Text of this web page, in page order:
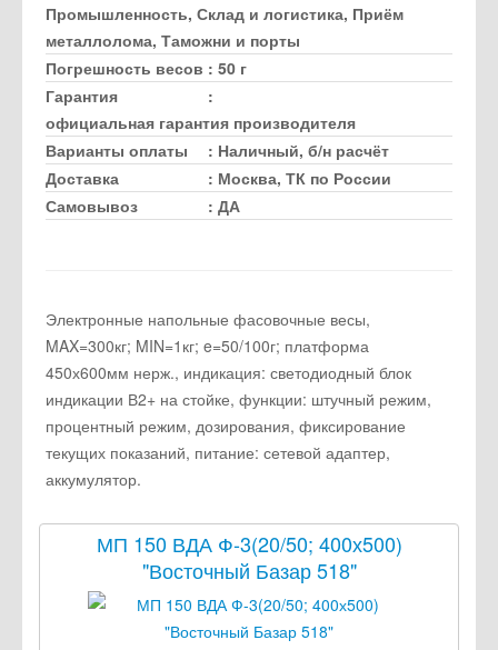
Промышленность, Склад и логистика, Приём
металлолома, Таможни и порты
Погрешность весов :50 г
Гарантия
:
официальная гарантия производителя
Варианты оплаты
: Наличный, б/н расчёт
Доставка
: Москва, ТК по России
Самовывоз
:ДА
Электронные напольные фасовочные весы,
MAX=300кг; MIN=1кг; e=50/100г; платформа
450х600мм нерж., индикация: светодиодный блок
индикации В2+ на стойке, функции: штучный режим,
процентный режим, дозирования, фиксирование
текущих показаний, питание: сетевой адаптер,
аккумулятор.
МП 150 ВДА Ф-3(20/50; 400х500)
"Восточный Базар 518"